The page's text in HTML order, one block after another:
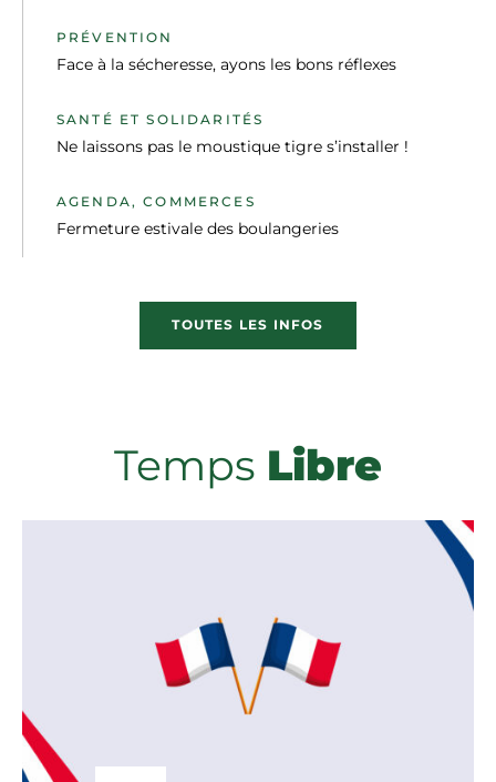
PRÉVENTION
Face à la sécheresse, ayons les bons réflexes
SANTÉ ET SOLIDARITÉS
Ne laissons pas le moustique tigre s’installer !
AGENDA, COMMERCES
Fermeture estivale des boulangeries
TOUTES LES INFOS
Temps Libre